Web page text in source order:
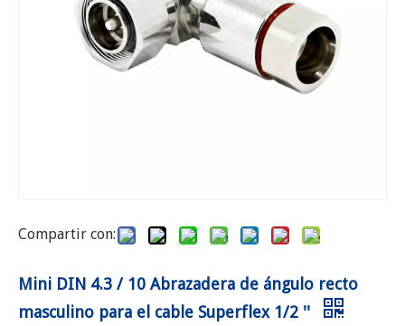
Compartir con:
Mini DIN 4.3 / 10 Abrazadera de ángulo recto
masculino para el cable Superflex 1/2 ''